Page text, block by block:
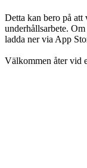
Detta kan bero på
underhållsarbete.
ladda ner via App
Välkommen åter vid